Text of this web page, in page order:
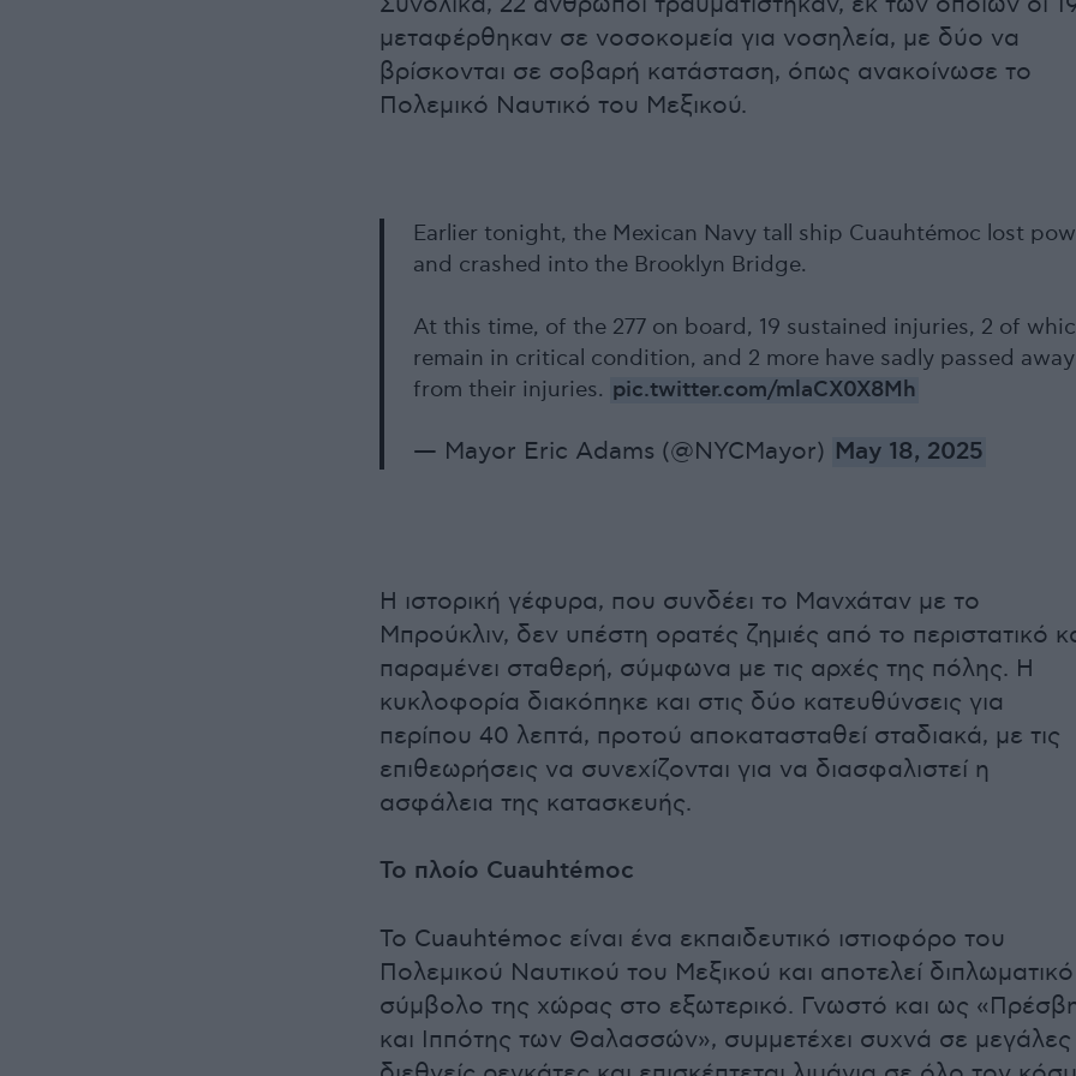
μεταφέρθηκαν σε νοσοκομεία για νοσηλεία, με δύο να
βρίσκονται σε σοβαρή κατάσταση, όπως ανακοίνωσε το
Πολεμικό Ναυτικό του Μεξικού.
Earlier tonight, the Mexican Navy tall ship Cuauhtémoc lost
and crashed into the Brooklyn Bridge.
At this time, of the 277 on board, 19 sustained injuries, 2 of
remain in critical condition, and 2 more have sadly passed away
from their injuries. pic.twitter.com/mlaCX0X8Mh
— Mayor Eric Adams (@NYCMayor) May 18, 2025
Η ιστορική γέφυρα, που συνδέει το Μανχάταν με το
Μπρούκλιν, δεν υπέστη ορατές ζημιές από το περιστατικό
παραμένει σταθερή, σύμφωνα με τις αρχές της πόλης. Η
κυκλοφορία διακόπηκε και στις δύο κατευθύνσεις για
περίπου 40 λεπτά, προτού αποκατασταθεί σταδιακά, με τις
επιθεωρήσεις να συνεχίζονται για να διασφαλιστεί η
ασφάλεια της κατασκευής.
Το πλοίο Cuauhtémoc
Το Cuauhtémoc είναι ένα εκπαιδευτικό ιστιοφόρο του
Πολεμικού Ναυτικού του Μεξικού και αποτελεί διπλωματικό
σύμβολο της χώρας στο εξωτερικό. Γνωστό και ως
και Ιππότης των Θαλασσών», συμμετέχει συχνά σε μεγάλες